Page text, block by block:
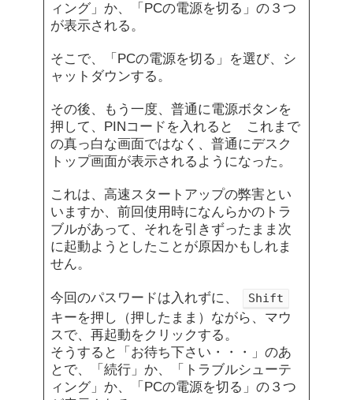
ィング」か、「PCの電源を切る」の３つ
が表示される。
そこで、「PCの電源を切る」を選び、シ
ャットダウンする。
その後、もう一度、普通に電源ボタンを
押して、PINコードを入れると これまで
の真っ白な画面ではなく、普通にデスク
トップ画面が表示されるようになった。
これは、高速スタートアップの弊害とい
いますか、前回使用時になんらかのトラ
ブルがあって、それを引きずったまま次
に起動ようとしたことが原因かもしれま
せん。
今回のパスワードは入れずに、 Shift
キーを押し（押したまま）ながら、マウ
スで、再起動をクリックする。
そうすると「お待ち下さい・・・」のあ
とで、「続行」か、「トラブルシューテ
ィング」か、「PCの電源を切る」の３つ